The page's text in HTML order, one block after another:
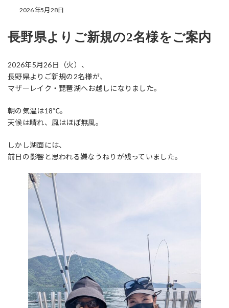
2026年5月28日
長野県よりご新規の2名様をご案内
2026年5月26日（火）、
長野県よりご新規の2名様が、
マザーレイク・琵琶湖へお越しになりました。
朝の気温は18℃。
天候は晴れ、風はほぼ無風。
しかし湖面には、
前日の影響と思われる嫌なうねりが残っていました。